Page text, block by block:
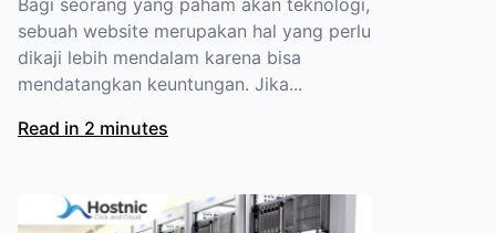
sebuah website merupakan hal yang perlu
dikaji lebih mendalam karena bisa
mendatangkan keuntungan. Jika...
Read in 2 minutes